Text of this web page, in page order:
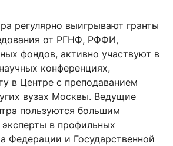
регулярно выигрывают гранты
от РГНФ, РФФИ,
фондов, активно участвуют в
конференциях,
в Центре с преподаванием
вузах Москвы. Ведущие
пользуются большим
в профильных
Федерации и Государственной